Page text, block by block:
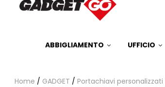
ABBIGLIAMENTO UFFICIO
Home / GADGET / Portachiavi personalizzati